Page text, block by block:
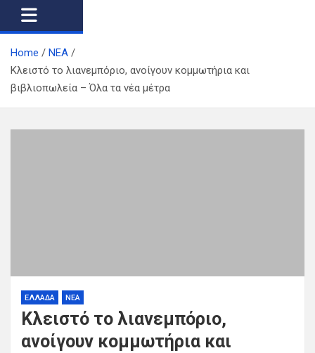
Home
ΝΕΑ
Κλειστό το λιανεμπόριο, ανοίγουν κομμωτήρια και
βιβλιοπωλεία – Όλα τα νέα μέτρα
ΕΛΛΑΔΑ ΝΕΑ
Κλειστό το λιανεμπόριο,
ανοίγουν κομμωτήρια και